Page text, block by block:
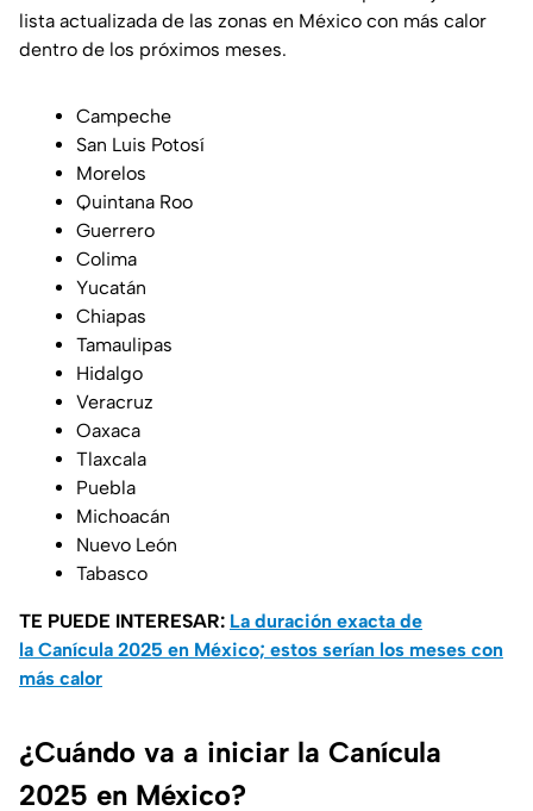
lista actualizada de las zonas en México con más calor
dentro de los próximos meses.
Campeche
San Luis Potosí
Morelos
Quintana Roo
Guerrero
Colima
Yucatán
Chiapas
Tamaulipas
Hidalgo
Veracruz
Oaxaca
Tlaxcala
Puebla
Michoacán
Nuevo León
Tabasco
TE PUEDE INTERESAR: La duración exacta de
la Canícula 2025 en México; estos serían los meses con
más calor
¿Cuándo va a iniciar la Canícula
2025 en México?